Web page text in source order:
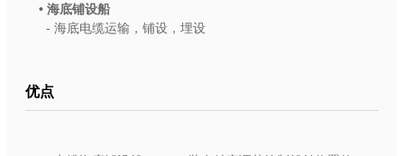
• 海底铺设船
- 海底电缆运输，铺设，埋设
优点